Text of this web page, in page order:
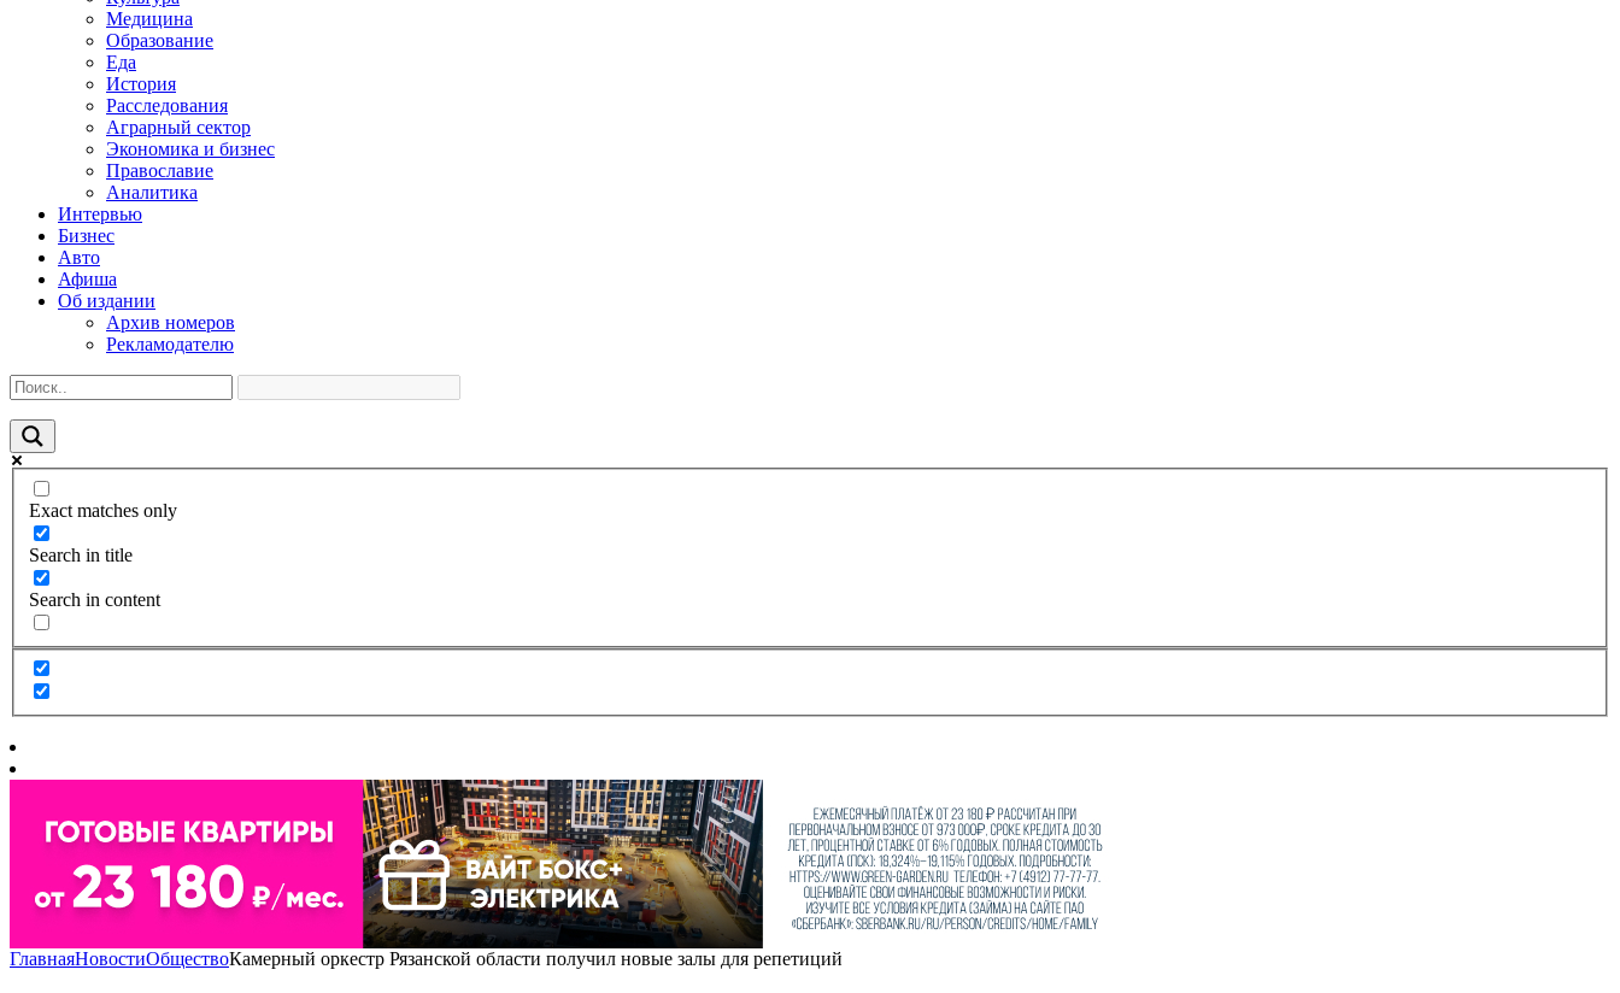
Медицина
Образование
Еда
История
Расследования
Аграрный сектор
Экономика и бизнес
Православие
Аналитика
Интервью
Бизнес
Авто
Афиша
Об издании
Архив номеров
Рекламодателю
Exact matches only
Search in title
Search in content
ГлавнаяНовостиОбществоКамерный оркестр Рязанской области получил новые залы для репетиций